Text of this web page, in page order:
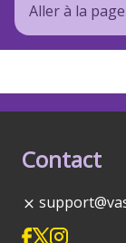
Aller à la
Contact